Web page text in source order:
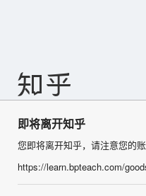
即将离开知乎
您即将离开知乎，请注意您的账